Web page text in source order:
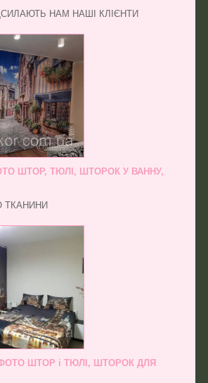
НАМ НАШІ КЛІЄНТИ
ШТОР, ТЮЛІ, ШТОРОК У ВАННУ,
ТКАНИНИ
ШТОР і ТЮЛІ, ШТОРОК ДЛЯ